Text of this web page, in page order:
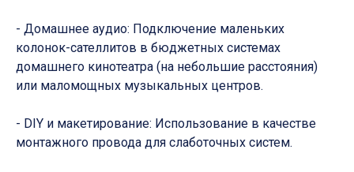
- Домашнее аудио: Подключение маленьких
колонок-сателлитов в бюджетных системах
домашнего кинотеатра (на небольшие расстояния)
или маломощных музыкальных центров.
- DIY и макетирование: Использование в качестве
монтажного провода для слаботочных систем.